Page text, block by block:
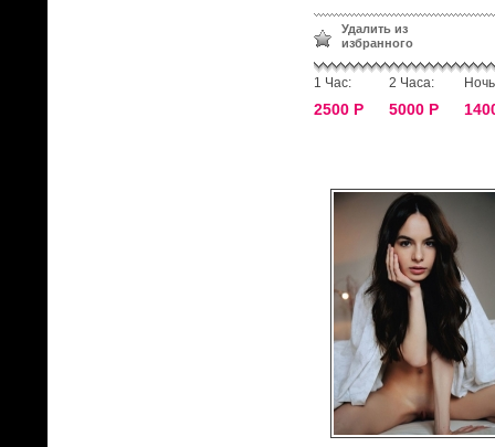
Удалить из
избранного
1 Час:
2500 Р
2 Часа:
5000 Р